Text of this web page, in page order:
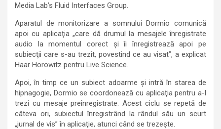
Media Lab’s Fluid Interfaces Group.
Aparatul de monitorizare a somnului Dormio comunică
apoi cu aplicaţia „care dă drumul la mesajele înregistrate
audio la momentul corect şi îi înregistrează apoi pe
subiecţii care s-au trezit, povestind ce au visat”, a explicat
Haar Horowitz pentru Live Science.
Apoi, în timp ce un subiect adoarme şi intră în starea de
hipnagogie, Dormio se coordonează cu aplicaţia pentru a-l
trezi cu mesaje preînregistrate. Acest ciclu se repetă de
câteva ori, subiectul înregistrând la rândul său un scurt
„jurnal de vis” în aplicaţie, atunci când se trezeşte.